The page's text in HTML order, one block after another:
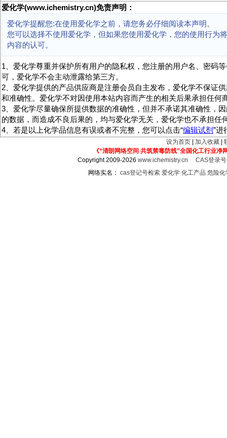
爱化学(www.ichemistry.cn)免责声明：
爱化学提醒您:在使用爱化学之前，请您务必仔细阅读本声明。
您可以选择不使用爱化学，但如果您使用爱化学，您的使用行为
内容的认可。
1、爱化学尊重并保护所有用户的隐私权，您注册的用户名、密码
可，爱化学不会主动泄露给第三方。
2、爱化学提供的产品供应商是注册会员自主发布，爱化学不保证
和准确性。爱化学不对因使用本站内容而产生的相关后果承担任何
3、爱化学尽量确保所提供数据的准确性，但并不承诺其准确性，
的数据，而造成不良后果的，均与爱化学无关，爱化学也不承担任
4、若是以上化学品信息有误或者不完整，您可以点击“编辑试剂”进
设为首页 加入收藏
《“清朗网络空间 共筑禁毒防线”全国化工行业净
Copyright 2009-2026www.ichemistry.cn
CAS登录
网络实名： cas登记号检索 爱化学 化工产品 危险化